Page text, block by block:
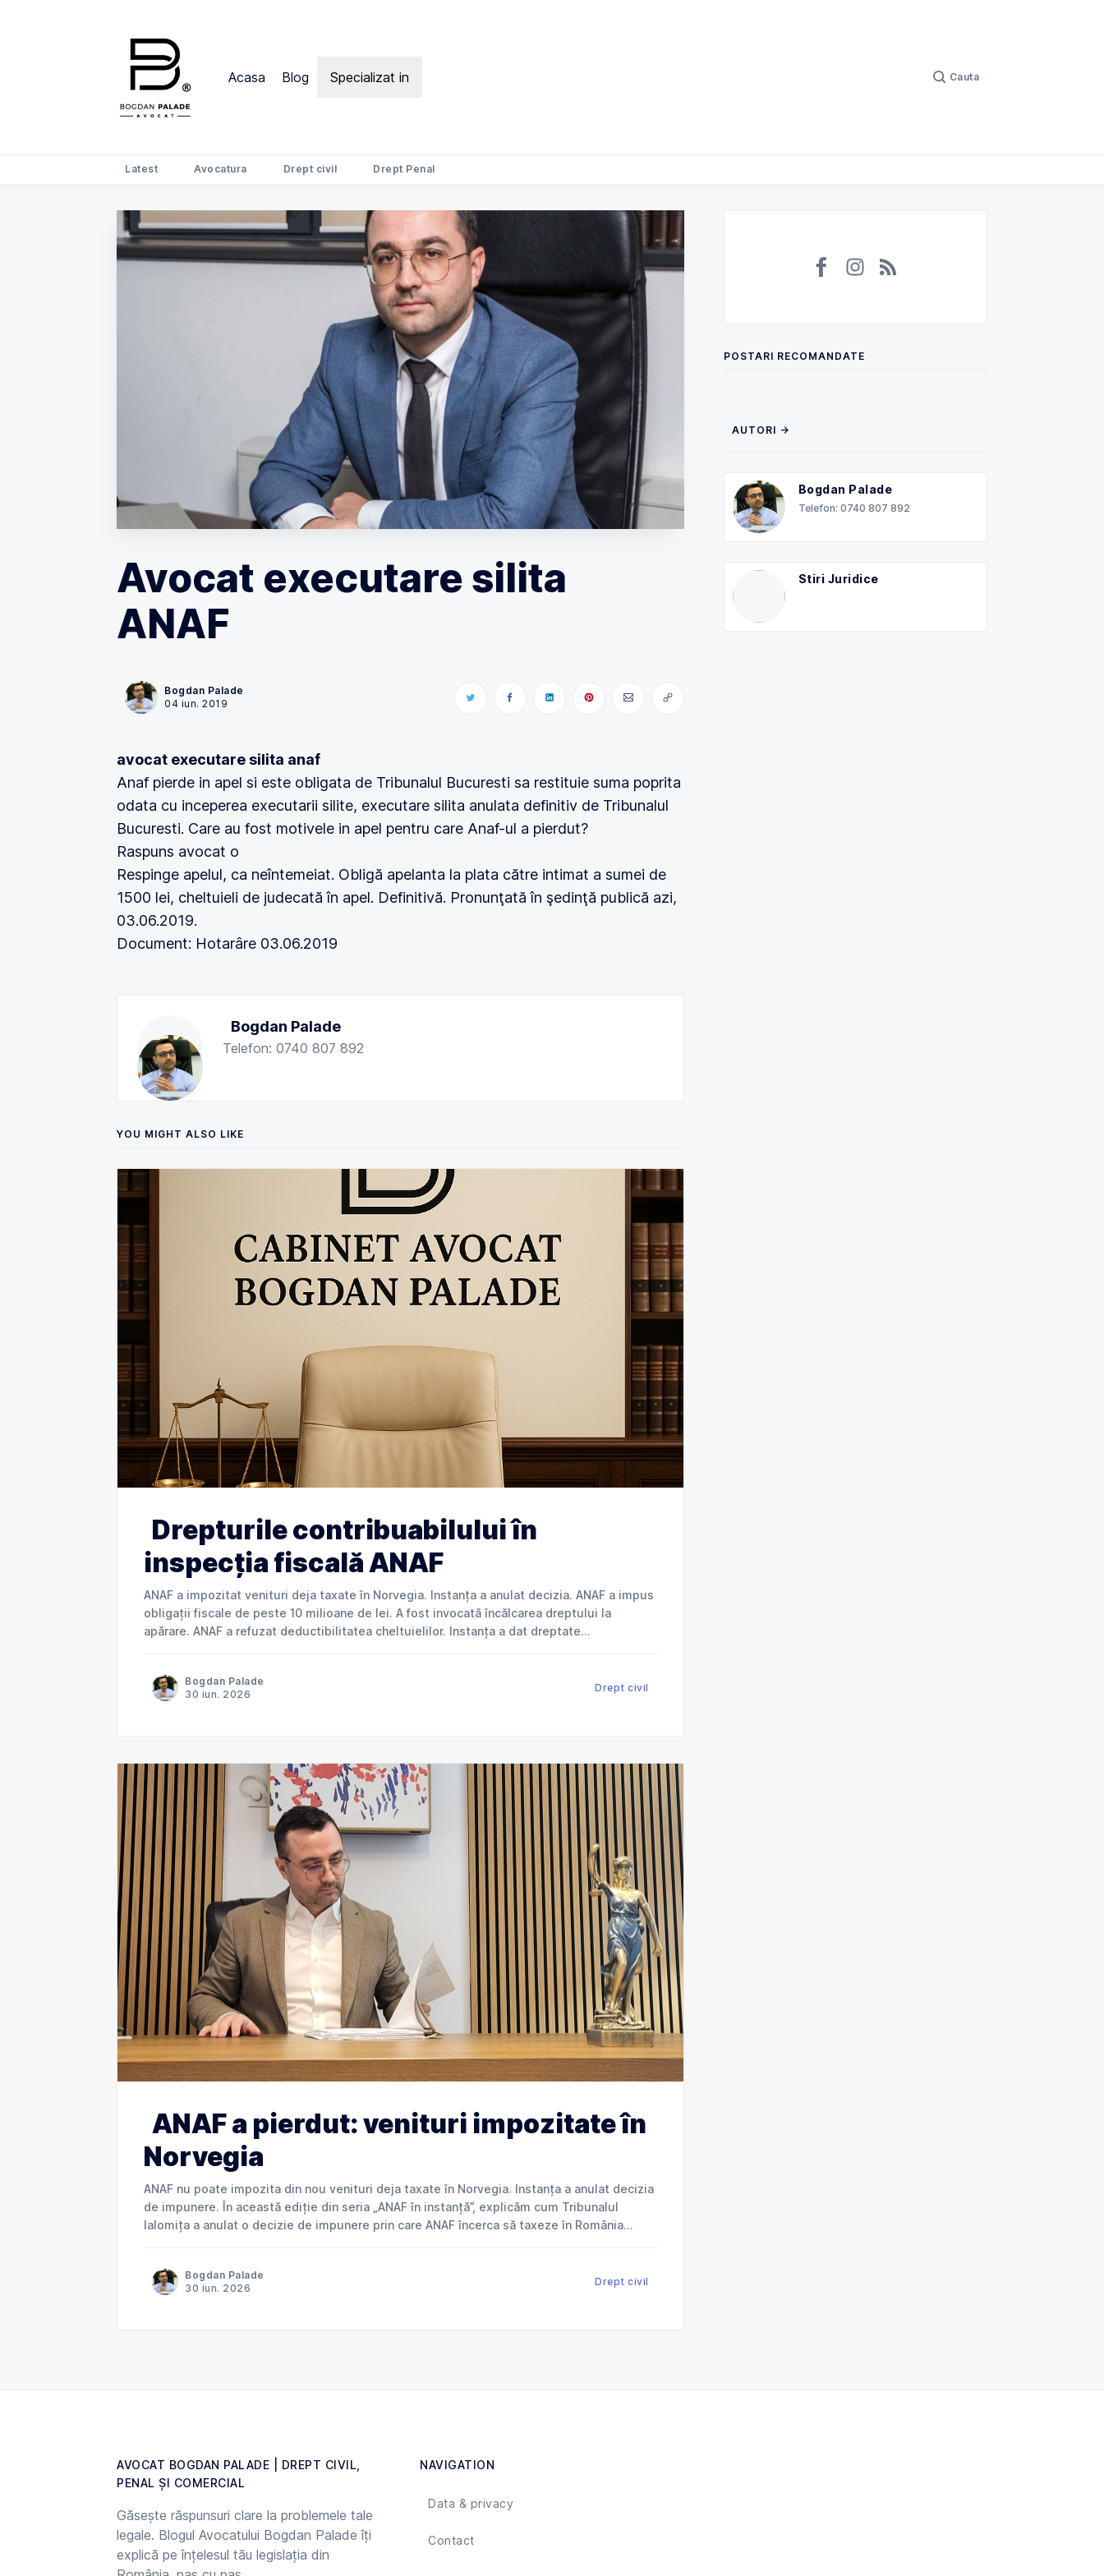
Acasa Blog Specializat in Cauta
Latest Avocatura Drept civil Drept Penal
Avocat executare silita
ANAF
Bogdan Palade
04 iun. 2019
avocat executare silita anaf
Anaf pierde in apel si este obligata de Tribunalul Bucuresti sa restituie suma poprita
odata cu inceperea executarii silite, executare silita anulata definitiv de Tribunalul
Bucuresti. Care au fost motivele in apel pentru care Anaf-ul a pierdut?
Raspuns avocat o
Respinge apelul, ca neîntemeiat. Obligă apelanta la plata către intimat a sumei de
1500 lei, cheltuieli de judecată în apel. Definitivă. Pronunţată în şedinţă publică azi,
03.06.2019.
Document: Hotarâre 03.06.2019
Bogdan Palade
Telefon: 0740 807 892
YOU MIGHT ALSO LIKE
Drepturile contribuabilului în
inspecția fiscală ANAF
ANAF a impozitat venituri deja taxate în Norvegia. Instanța a anulat decizia. ANAF a impus
obligații fiscale de peste 10 milioane de lei. A fost invocată încălcarea dreptului la
apărare. ANAF a refuzat deductibilitatea cheltuielilor. Instanța a dat dreptate
Bogdan Palade
30 iun. 2026
Drept civil
ANAF a pierdut: venituri impozitate în
Norvegia
ANAF nu poate impozita din nou venituri deja taxate în Norvegia. Instanța a anulat decizia
de impunere. În această ediție din seria „ANAF în instanță”, explicăm cum Tribunalul
Ialomița a anulat o decizie de impunere prin care ANAF încerca să taxeze în România
Bogdan Palade
30 iun. 2026
Drept civil
POSTARI RECOMANDATE
AUTORI →
Bogdan Palade
Telefon: 0740 807 892
Stiri Juridice
AVOCAT BOGDAN PALADE | DREPT CIVIL,
PENAL ȘI COMERCIAL
Găsește răspunsuri clare la problemele tale
legale. Blogul Avocatului Bogdan Palade îți
explică pe înțelesul tău legislația din
NAVIGATION
Data & privacy
Contact